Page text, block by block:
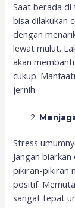
Saat berada di
bisa dilakukan
dengan
lewat mulut.
akan
cukup.
jernih.
Stress
Jangan
pikiran-pikiran
positif.
sangat tepat